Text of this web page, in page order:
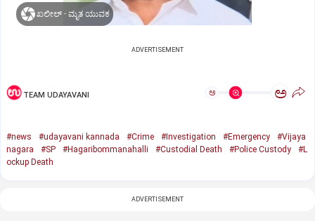
ಖಲೀಲ್ - ಮೃತ ಯುವಕ
ADVERTISEMENT
TEAM UDAYAVANI ಅ ಅ
#news #udayavani kannada #Crime #Investigation #Emergency
#Vijaya
nagara
#SP #Hagaribommanahalli #Custodial Death #Police Custody
#L
ockup Death
ADVERTISEMENT